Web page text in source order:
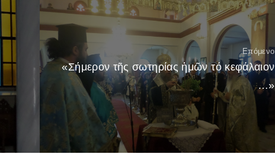
Επόμενο
«Σήμερον τῆς σωτηρίας ἡμῶν τό κεφάλαιον
…»